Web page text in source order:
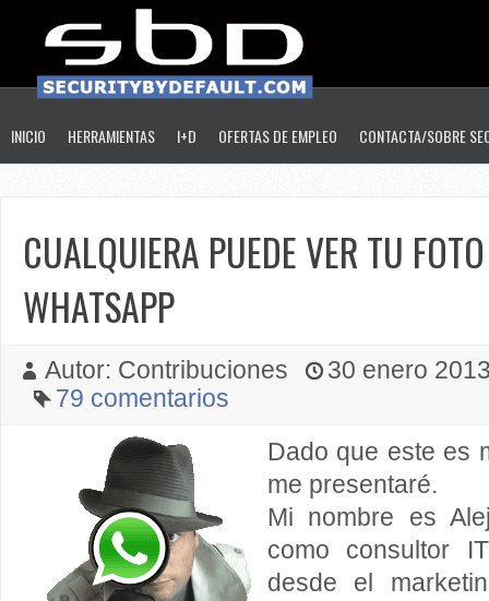
INICIO HERRAMIENTAS I+D OFERTAS DE EMPLEO CONTACTA/SOBRE
CUALQUIERA PUEDE VER TU
WHATSAPP
Autor: Contribuciones
30 enero
79 comentarios
Dado que este es
me presentaré.
Mi nombre es
como consultor
desde el